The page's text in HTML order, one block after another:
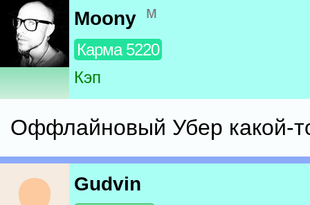
Moony м
Карма 5220
Кэп
Оффлайновый Убер какой-
Gudvin